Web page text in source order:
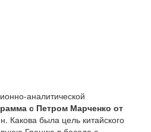
аналитической
с Петром Марченко от
Какова была цель китайского